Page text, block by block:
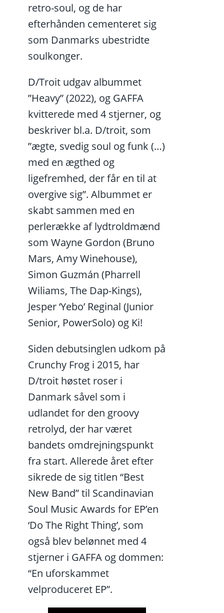
retro-soul, og de har
efterhånden cementeret sig
som Danmarks ubestridte
soulkonger.
D/Troit udgav albummet
”Heavy” (2022), og GAFFA
kvitterede med 4 stjerner, og
beskriver bl.a. D/troit, som
”ægte, svedig soul og funk (…)
med en ægthed og
ligefremhed, der får en til at
overgive sig”. Albummet er
skabt sammen med en
perlerække af lydtroldmænd
som Wayne Gordon (Bruno
Mars, Amy Winehouse),
Simon Guzmán (Pharrell
Wiliams, The Dap-Kings),
Jesper ‘Yebo’ Reginal (Junior
Senior, PowerSolo) og Ki!
Siden debutsinglen udkom på
Crunchy Frog i 2015, har
D/troit høstet roser i
Danmark såvel som i
udlandet for den groovy
retrolyd, der har været
bandets omdrejningspunkt
fra start. Allerede året efter
sikrede de sig titlen “Best
New Band” til Scandinavian
Soul Music Awards for EP’en
‘Do The Right Thing’, som
også blev belønnet med 4
stjerner i GAFFA og dommen:
“En uforskammet
velproduceret EP”.